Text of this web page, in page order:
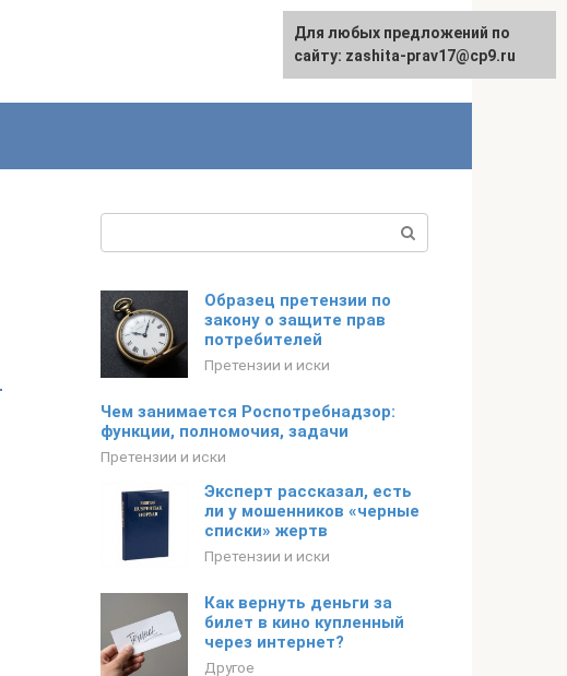
English
Образец претензии по
закону о защите прав
потребителей
Претензии и иски
Чем занимается Роспотребнадзор:
функции, полномочия, задачи
Претензии и иски
Эксперт рассказал, есть
ли у мошенников «черные
списки» жертв
Претензии и иски
Как вернуть деньги за
билет в кино купленный
через интернет?
Другое
Для любых предложений по
сайту: zashita-prav17@cp9.ru